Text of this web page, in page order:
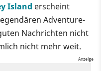
Island erscheint
Adventure-
Nachrichten nicht
nicht mehr weit.